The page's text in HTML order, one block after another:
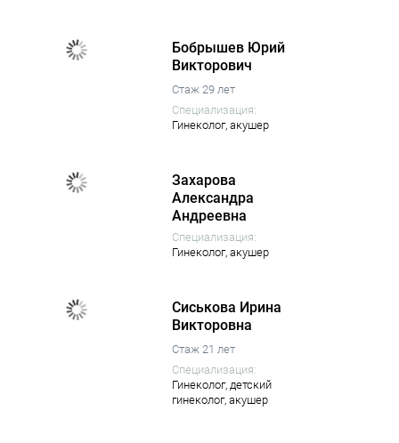
Бобрышев Юрий
Викторович
Стаж 29 лет
Специализация:
Гинеколог, акушер
Захарова
Александра
Андреевна
Специализация:
Гинеколог, акушер
Сиськова Ирина
Викторовна
Стаж 21 лет
Специализация:
Гинеколог, детский
гинеколог, акушер